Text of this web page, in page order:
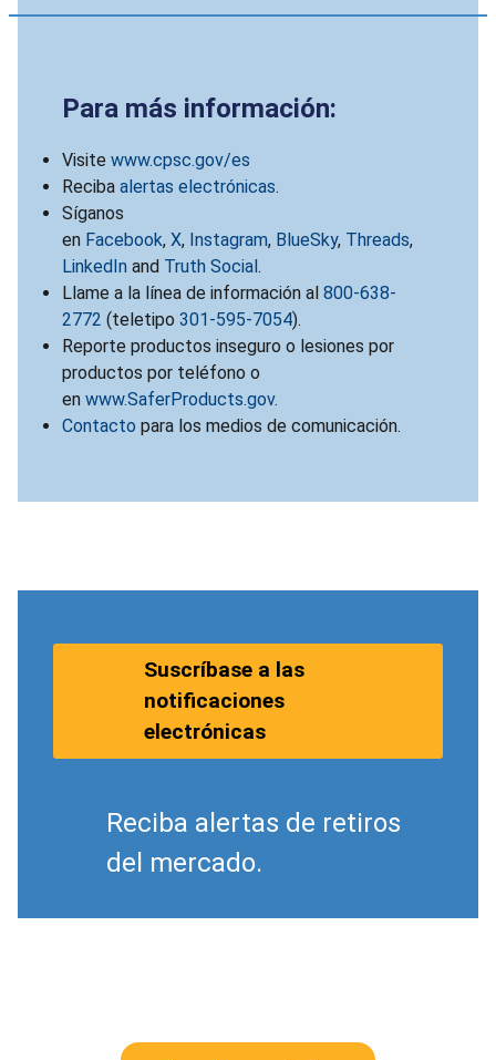
Para más información:
Visite www.cpsc.gov/es
Reciba alertas electrónicas.
Síganos
en Facebook, X, Instagram, BlueSky, Threads,
LinkedIn and Truth Social .
Llame a la línea de información al 800-638-
2772 (teletipo 301-595-7054).
Reporte productos inseguro o lesiones por
productos por teléfono o
en www.SaferProducts.gov.
Contacto para los medios de comunicación.
Suscríbase a las
notificaciones
electrónicas
Reciba alertas de retiros
del mercado.